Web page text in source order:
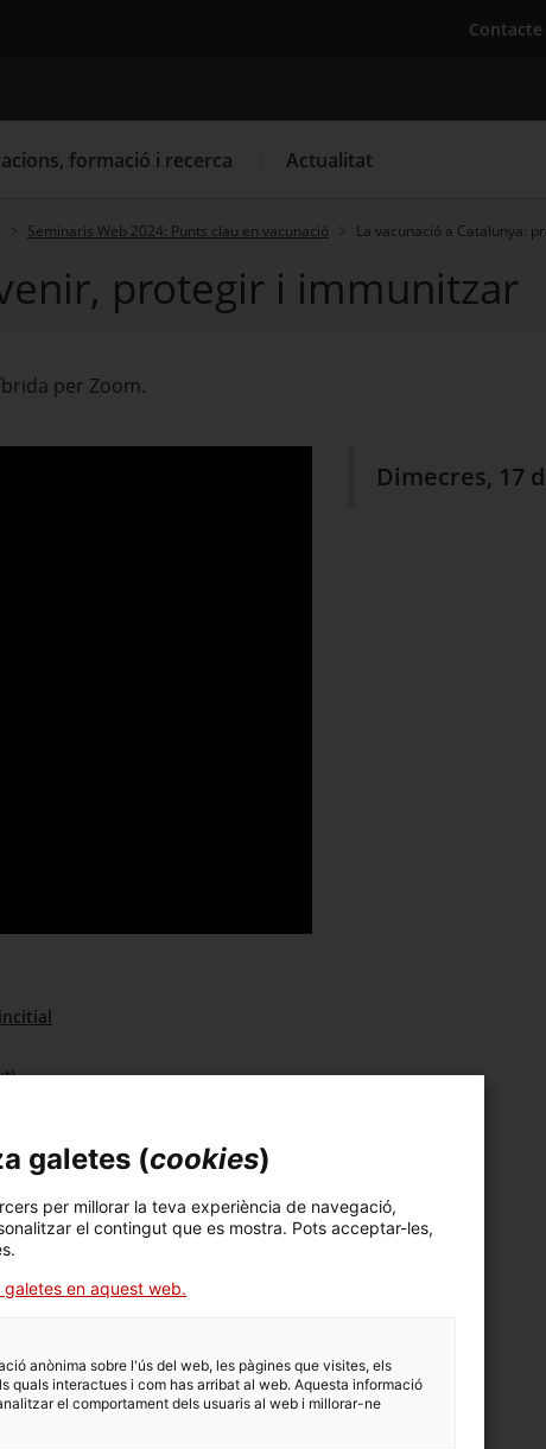
Contacte
Cercador
formació i recerca Actualitat
Seminaris Web 2024: Punts clau en vacunació La vacunació a Catalunya:
protegir i immunitzar
per Zoom.
de Salut Pública (SSP))
Dimecres, 17
galetes (cookies)
per millorar la teva experiència de navegació,
el contingut que es mostra. Pots acceptar-les,
en aquest web.
anònima sobre l'ús del web, les pàgines que visites, els
quals interactues i com has arribat al web. Aquesta informació
el comportament dels usuaris al web i millorar-ne